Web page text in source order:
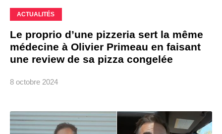
ACTUALITÉS
Le proprio d’une pizzeria sert la même
médecine à Olivier Primeau en faisant
une review de sa pizza congelée
8 octobre 2024